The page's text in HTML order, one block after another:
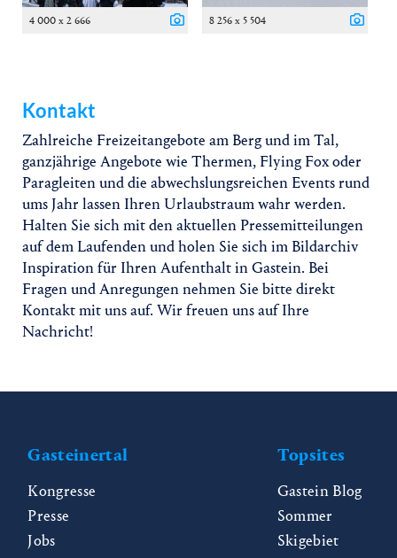
4 000 x 2 666 8 256 x 5 504
Kontakt
Zahlreiche Freizeitangebote am Berg und im Tal,
ganzjährige Angebote wie Thermen, Flying Fox oder
Paragleiten und die abwechslungsreichen Events rund
ums Jahr lassen Ihren Urlaubstraum wahr werden.
Halten Sie sich mit den aktuellen Pressemitteilungen
auf dem Laufenden und holen Sie sich im Bildarchiv
Inspiration für Ihren Aufenthalt in Gastein. Bei
Fragen und Anregungen nehmen Sie bitte direkt
Kontakt mit uns auf. Wir freuen uns auf Ihre
Nachricht!
Gasteinertal
Kongresse
Presse
Jobs
Topsites
Gastein Blog
Sommer
Skigebiet